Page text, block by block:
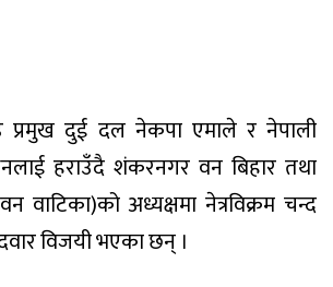
प्रमुख दुई दल नेकपा एमाले र नेपाली
हराउँदै शंकरनगर वन बिहार तथा
वाटिका)को अध्यक्षमा नेत्रविक्रम चन्द
विजयी भएका छन् ।